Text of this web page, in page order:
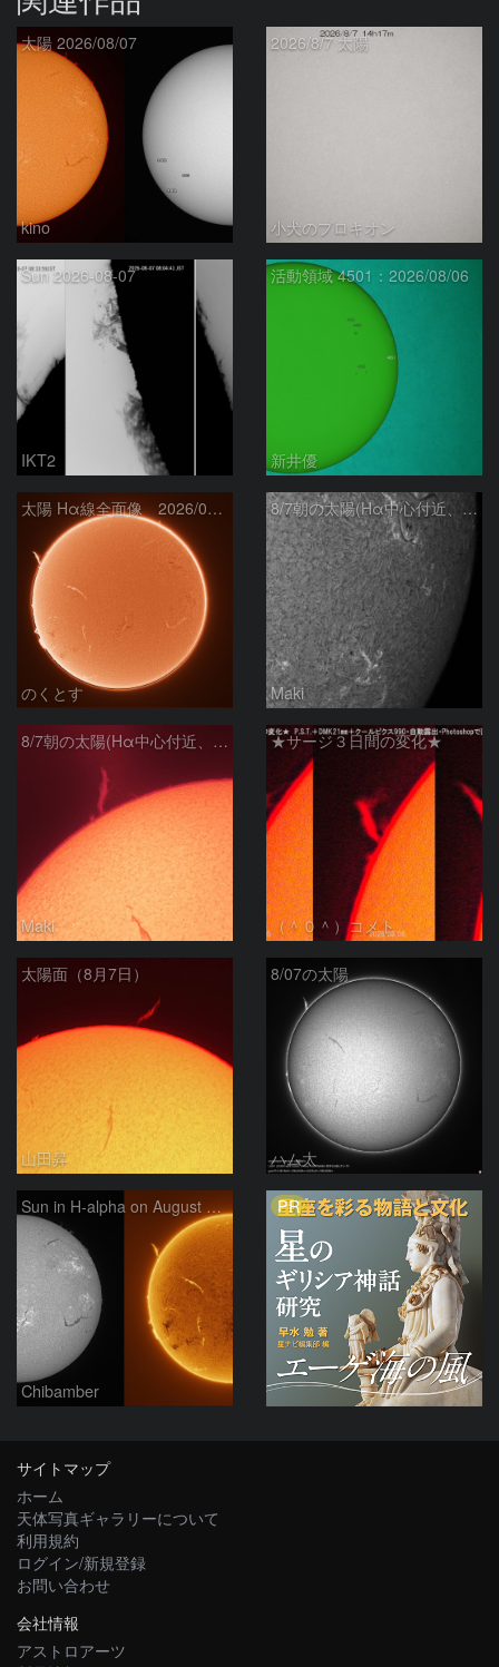
太陽 2026/08/07
kino
2026/8/7 太陽
小犬のプロキオン
Sun 2026-08-07
IKT2
活動領域 4501：2026/08/06
新井優
太陽 Hα線全面像 2026/08/07
のくとす
8/7朝の太陽(Hα中心付近、4498、4502付近)
Maki
8/7朝の太陽(Hα中心付近、プロミネンス)
Maki
★サージ３日間の変化★
（＾０＾）コメト
太陽面（8月7日）
山田昇
8/07の太陽
ハム太
Sun in H-alpha on August 7, 2026
Chibamber
PR
サイトマップ
ホーム
天体写真ギャラリーについて
利用規約
ログイン/新規登録
お問い合わせ
会社情報
アストロアーツ